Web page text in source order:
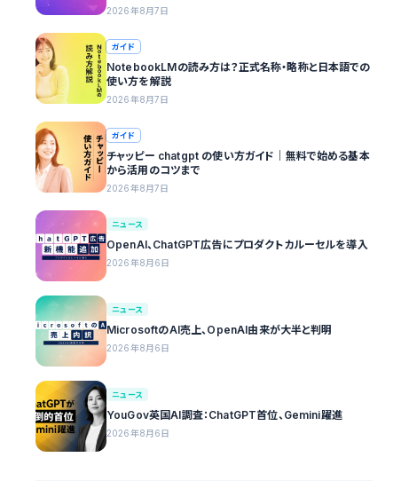
2026年8月7日
ガイド
NotebookLMの読み方は？正式名称・略称と日本語での
使い方を解説
2026年8月7日
ガイド
チャッピー chatgpt の使い方ガイド｜無料で始める基本
から活用のコツまで
2026年8月7日
ニュース
OpenAI、ChatGPT広告にプロダクトカルーセルを導入
2026年8月6日
ニュース
MicrosoftのAI売上、OpenAI由来が大半と判明
2026年8月6日
ニュース
YouGov英国AI調査：ChatGPT首位、Gemini躍進
2026年8月6日